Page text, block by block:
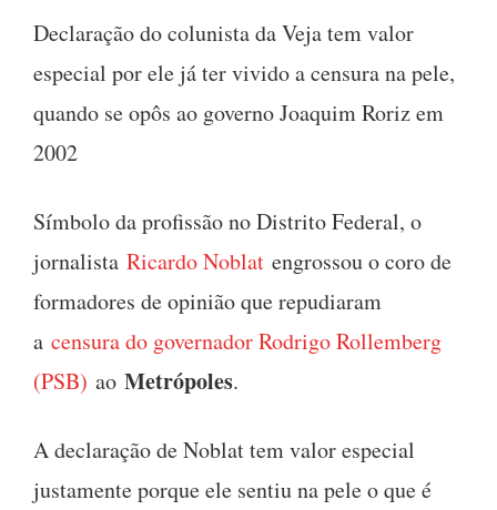
Declaração do colunista da Veja tem valor
especial por ele já ter vivido a censura na pele,
quando se opôs ao governo Joaquim Roriz em
2002
Símbolo da profissão no Distrito Federal, o
jornalista Ricardo Noblat engrossou o coro de
formadores de opinião que repudiaram
a censura do governador Rodrigo Rollemberg
(PSB) ao Metrópoles.
A declaração de Noblat tem valor especial
justamente porque ele sentiu na pele o que é